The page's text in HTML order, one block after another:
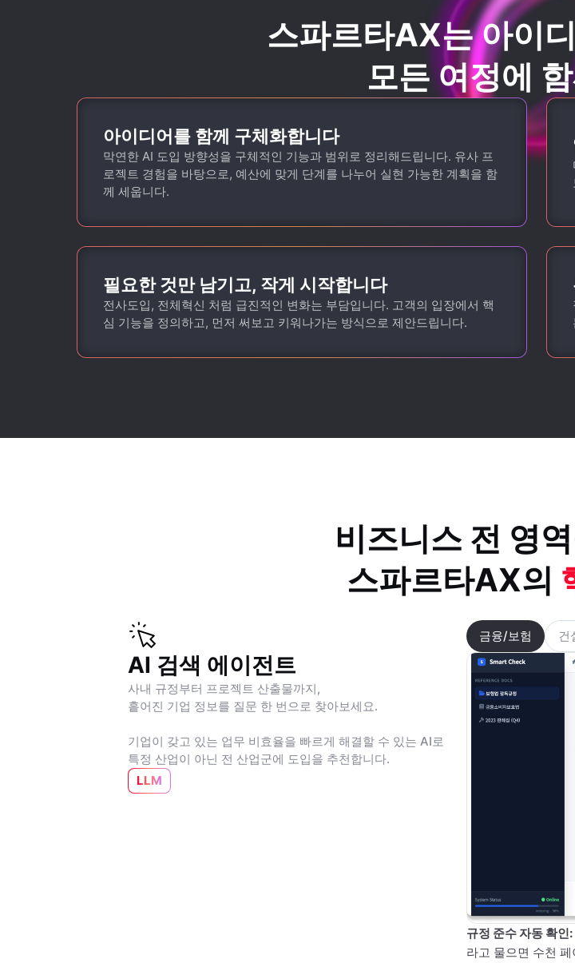
스파르타AX는아이
모든 여정에
아이디어를 함께 구체화합니다
막연한 AI 도입 방향성을 구체적인 기능과 범위로 정리해드립니다. 유사 프
로젝트 경험을 바탕으로, 예산에 맞게 단계를 나누어 실현 가능한 계획을 함
께 세웁니다.
필요한 것만 남기고, 작게 시작합니다
전사도입, 전체혁신 처럼 급진적인 변화는 부담입니다. 고객의 입장에서 핵
심 기능을 정의하고, 먼저 써보고 키워나가는 방식으로 제안드립니다.
비즈니스 전 영
스파르타AX의
AI 검색 에이전트
사내 규정부터 프로젝트 산출물까지,
흩어진 기업 정보를 질문 한 번으로 찾아보세요.
기업이 갖고 있는 업무 비효율을 빠르게 해결할 수 있는 AI로
특정 산업이 아닌 전 산업군에 도입을 추천합니다.
LLM
금융/보험 건
규정 준수 자동 확인:
라고 물으면 수천